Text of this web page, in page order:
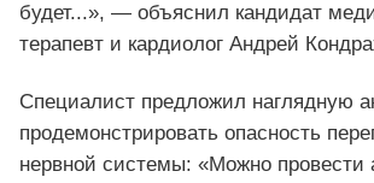
будет...», — объяснил кандидат
терапевт и кардиолог Андрей
Специалист предложил наглядную
продемонстрировать опасность
нервной системы: «Можно провести